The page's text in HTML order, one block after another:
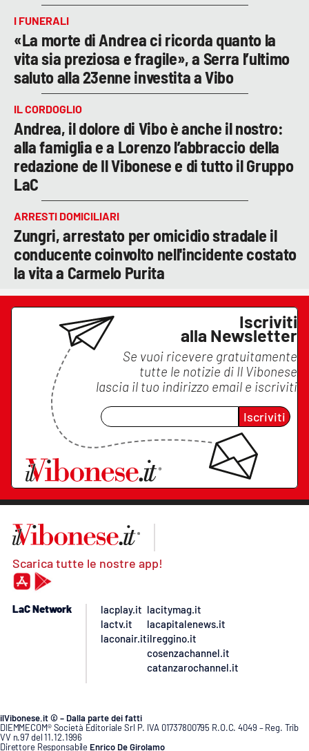
I FUNERALI
«La morte di Andrea ci ricorda quanto la
vita sia preziosa e fragile», a Serra l’ultimo
saluto alla 23enne investita a Vibo
IL CORDOGLIO
Andrea, il dolore di Vibo è anche il nostro:
alla famiglia e a Lorenzo l’abbraccio della
redazione de Il Vibonese e di tutto il Gruppo
LaC
ARRESTI DOMICILIARI
Zungri, arrestato per omicidio stradale il
conducente coinvolto nell'incidente costato
la vita a Carmelo Purita
Iscriviti
alla Newsletter
Se vuoi ricevere gratuitamente
tutte le notizie di Il Vibonese
lascia il tuo indirizzo email e iscriviti
Iscriviti
Scarica tutte le nostre app!
LaC Network
lacplay.it
lactv.it
laconair.it
lacitymag.it
lacapitalenews.it
ilreggino.it
cosenzachannel.it
catanzarochannel.it
ilVibonese.it © – Dalla parte dei fatti
DIEMMECOM® Società Editoriale Srl P. IVA 01737800795 R.O.C. 4049 – Reg. Trib
VV n.97 del 11.12.1996
Direttore Responsabile Enrico De Girolamo